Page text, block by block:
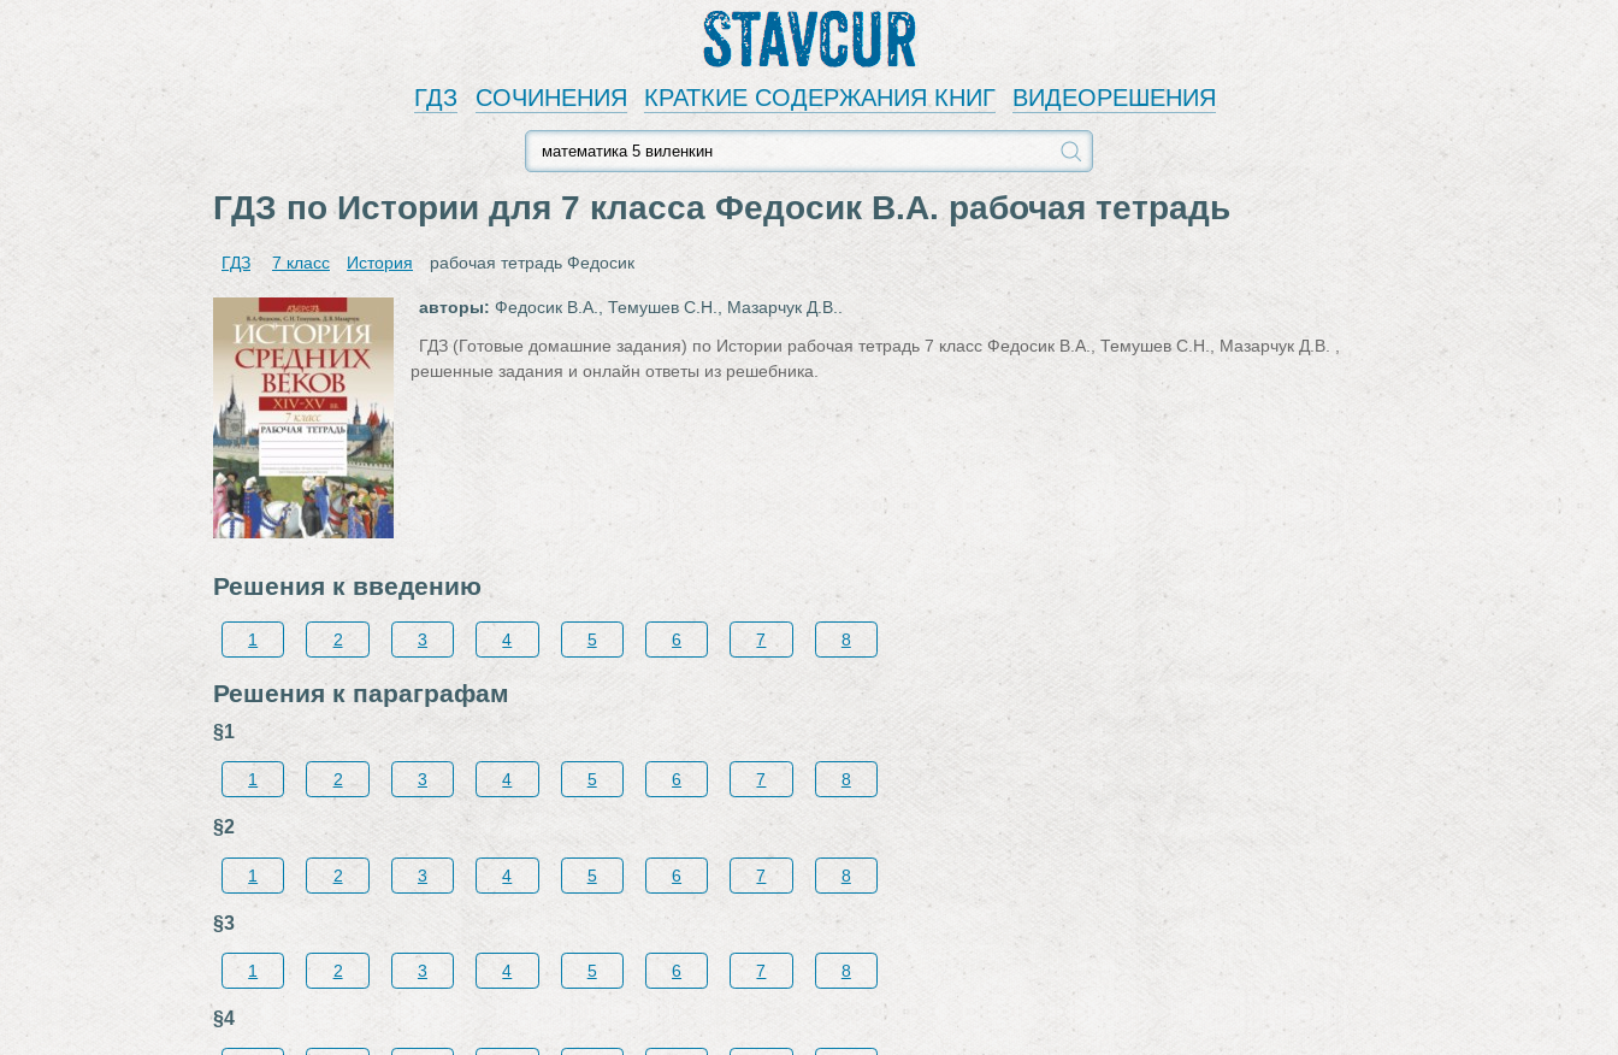
Stavcur
ГДЗ СОЧИНЕНИЯ КРАТКИЕ СОДЕРЖАНИЯ КНИГ ВИДЕОРЕШЕНИЯ
ГДЗ по Истории для 7 класса Федосик В.А. рабочая тетрадь
ГДЗ 7 класс История рабочая тетрадь Федосик
авторы: Федосик В.А., Темушев С.Н., Мазарчук Д.В..
ГДЗ (Готовые домашние задания) по Истории рабочая тетрадь 7 класс Федосик В.А., Темушев С.Н., Мазарчук Д.В. ,
решенные задания и онлайн ответы из решебника.
Решения к введению
1 2 3 4 5 6 7 8
Решения к параграфам
§1
1 2 3 4 5 6 7 8
§2
1 2 3 4 5 6 7 8
§3
1 2 3 4 5 6 7 8
§4